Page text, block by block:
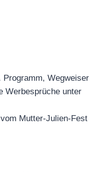
Programm, Wegweiser
Werbesprüche unter
Mutter-Julien-Fest